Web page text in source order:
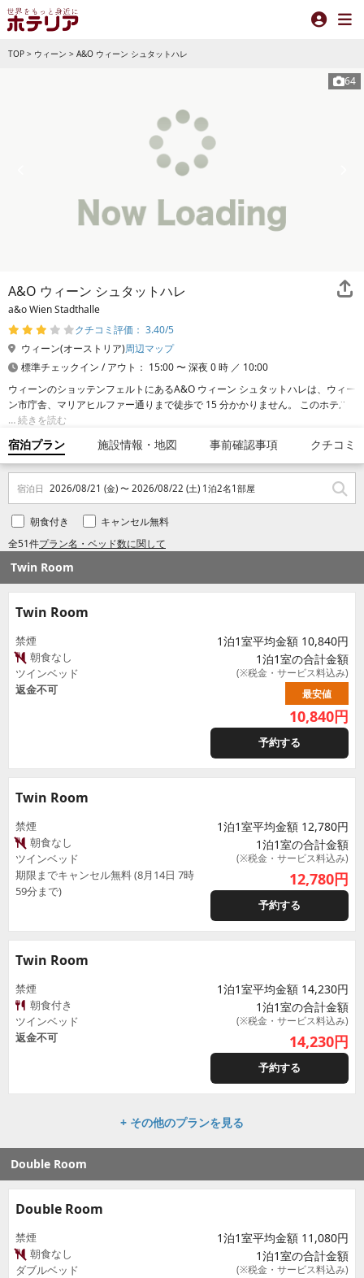
TOP > ウィーン > A&O ウィーン シュタットハレ
64
A&O ウィーン シュタットハレ
a&o Wien Stadthalle
クチコミ評価： 3.40/5
ウィーン(オーストリア)周辺マップ
標準チェックイン / アウト： 15:00 〜 深夜 0 時 ／ 10:00
ウィーンのショッテンフェルトにあるA&O ウィーン シュタットハレは、ウィー
ン市庁舎、マリアヒルファー通りまで徒歩で 15 分かかりません。 このホテル
は、ウィーン クリスマス マーケットまで 2.4 km、ウィーン国立歌劇場まで 3.6
km の場所にあります。
続きを読む
宿泊プラン 施設情報・地図 事前確認事項 クチコミ
宿泊日 2026/08/21 (金) 〜 2026/08/22 (土) 1泊2名1部屋
全51件プラン名・ベッド数に関して
朝食付き キャンセル無料
Twin Room
Twin Room
禁煙
朝食なし
ツインベッド
返金不可
1泊1室平均金額 10,840円
1泊1室の合計金額
(※税金・サービス料込み)
最安値
10,840円
予約する
Twin Room
禁煙
朝食なし
ツインベッド
期限までキャンセル無料 (8月14日 7時
59分まで)
1泊1室平均金額 12,780円
1泊1室の合計金額
(※税金・サービス料込み)
12,780円
予約する
Twin Room
禁煙
朝食付き
ツインベッド
返金不可
1泊1室平均金額 14,230円
1泊1室の合計金額
(※税金・サービス料込み)
14,230円
予約する
+ その他のプランを見る
Double Room
Double Room
禁煙
朝食なし
ダブルベッド
1泊1室平均金額 11,080円
1泊1室の合計金額
(※税金・サービス料込み)